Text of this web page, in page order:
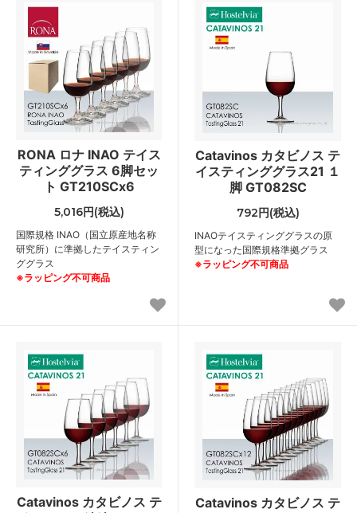
RONA ロナ INAO テイス
ティンググラス 6脚セッ
ト GT210SCx6
5,016円(税込)
国際規格 INAO（国立原産地名称
研究所）に準拠したテイスティン
ググラス
※ラッピング不可商品
Catavinos カタビノス テ
イスティンググラス21 １
脚 GT082SC
792円(税込)
INAOテイスティンググラスの原
型になった国際規格準拠グラス
※ラッピング不可商品
Catavinos カタビノス テ
Catavinos カタビノス テ